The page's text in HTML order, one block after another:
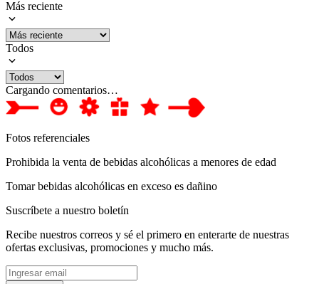
Más reciente
Todos
Cargando comentarios…
Fotos referenciales
Prohibida la venta de bebidas alcohólicas a menores de edad
Tomar bebidas alcohólicas en exceso es dañino
Suscríbete a nuestro boletín
Recibe nuestros correos y sé el primero en enterarte de nuestras
ofertas exclusivas, promociones y mucho más.